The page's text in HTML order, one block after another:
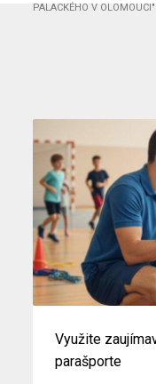
PALACKÉHO V OLOMOUCI"
Využite
parašporte